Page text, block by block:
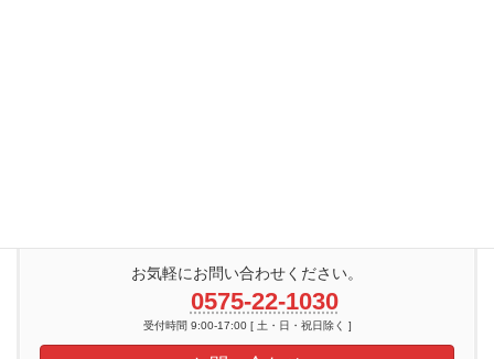
お気軽にお問い合わせください。
0575-22-1030
受付時間 9:00-17:00 [ 土・日・祝日除く ]